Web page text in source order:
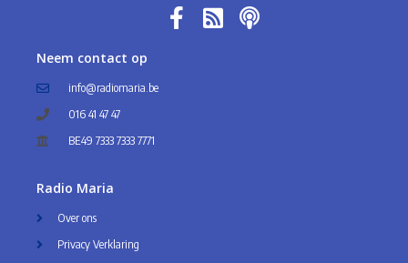
Neem contact op
info@radiomaria.be
016 41 47 47
BE49 7333 7333 7771
Radio Maria
Over ons
Privacy Verklaring